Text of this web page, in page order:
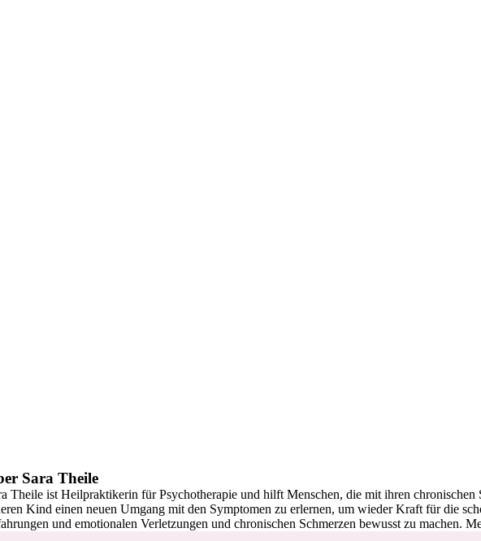
Sara Theile
Theile ist Heilpraktikerin für Psychotherapie und hilft Menschen, die mit ihren
Kind einen neuen Umgang mit den Symptomen zu erlernen, um wieder Kraft für die
und emotionalen Verletzungen und chronischen Schmerzen bewusst zu machen.